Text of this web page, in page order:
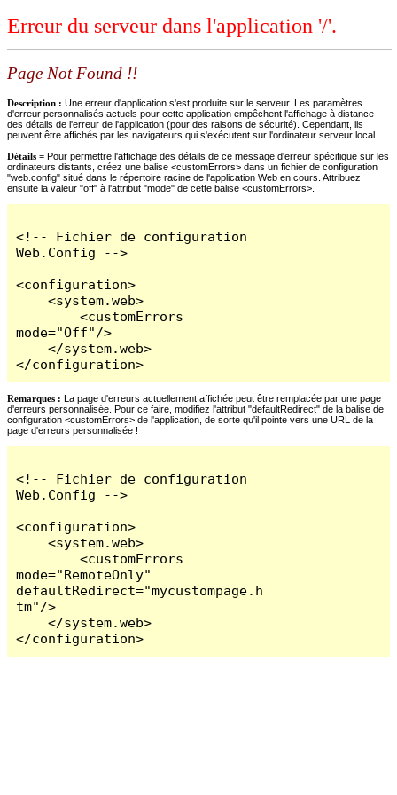
Erreur du serveur dans l'application '/'.
Page Not Found !!
Description : Une erreur d'application s'est produite sur le serveur. Les paramètres
d'erreur personnalisés actuels pour cette application empêchent l'affichage à distance
des détails de l'erreur de l'application (pour des raisons de sécurité). Cependant, ils
peuvent être affichés par les navigateurs qui s'exécutent sur l'ordinateur serveur local.
Détails = Pour permettre l'affichage des détails de ce message d'erreur spécifique sur les
ordinateurs distants, créez une balise <customErrors> dans un fichier de configuration
"web.config" situé dans le répertoire racine de l'application Web en cours. Attribuez
ensuite la valeur "off" à l'attribut "mode" de cette balise <customErrors>.
<!-- Fichier de configuration
Web.Config -->
<configuration>
    <system.web>
        <customErrors
mode="Off"/>
    </system.web>
</configuration>
Remarques : La page d'erreurs actuellement affichée peut être remplacée par une page
d'erreurs personnalisée. Pour ce faire, modifiez l'attribut "defaultRedirect" de la balise de
configuration <customErrors> de l'application, de sorte qu'il pointe vers une URL de la
page d'erreurs personnalisée !
<!-- Fichier de configuration
Web.Config -->
<configuration>
    <system.web>
        <customErrors
mode="RemoteOnly"
defaultRedirect="mycustompage.h
tm"/>
    </system.web>
</configuration>